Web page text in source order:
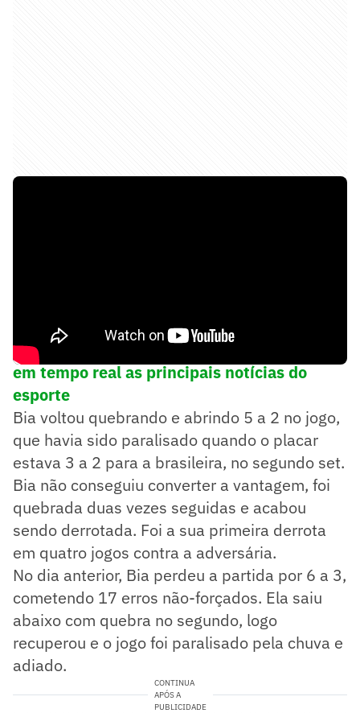
➡️Siga o Lance! no WhatsApp e acompanhe
em tempo real as principais notícias do
esporte
Bia voltou quebrando e abrindo 5 a 2 no jogo,
que havia sido paralisado quando o placar
estava 3 a 2 para a brasileira, no segundo set.
Bia não conseguiu converter a vantagem, foi
quebrada duas vezes seguidas e acabou
sendo derrotada. Foi a sua primeira derrota
em quatro jogos contra a adversária.
No dia anterior, Bia perdeu a partida por 6 a 3,
cometendo 17 erros não-forçados. Ela saiu
abaixo com quebra no segundo, logo
recuperou e o jogo foi paralisado pela chuva e
adiado.
CONTINUA
APÓS A
PUBLICIDADE